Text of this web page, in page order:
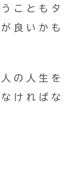
こともタ
良いかも
の人生を
ければな